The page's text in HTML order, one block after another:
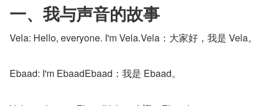
一、我与声音的故事
Vela: Hello, everyone. I'm Vela.Vela：大家好，我是 Vela。
Ebaad: I'm EbaadEbaad：我是 Ebaad。